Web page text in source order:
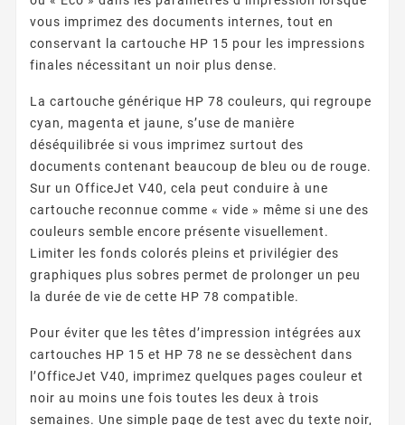
vous imprimez des documents internes, tout en
conservant la cartouche HP 15 pour les impressions
finales nécessitant un noir plus dense.
La cartouche générique HP 78 couleurs, qui regroupe
cyan, magenta et jaune, s’use de manière
déséquilibrée si vous imprimez surtout des
documents contenant beaucoup de bleu ou de rouge.
Sur un OfficeJet V40, cela peut conduire à une
cartouche reconnue comme « vide » même si une des
couleurs semble encore présente visuellement.
Limiter les fonds colorés pleins et privilégier des
graphiques plus sobres permet de prolonger un peu
la durée de vie de cette HP 78 compatible.
Pour éviter que les têtes d’impression intégrées aux
cartouches HP 15 et HP 78 ne se dessèchent dans
l’OfficeJet V40, imprimez quelques pages couleur et
noir au moins une fois toutes les deux à trois
semaines. Une simple page de test avec du texte noir,